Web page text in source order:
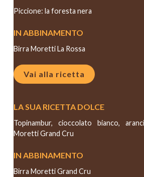
Piccione: la foresta nera
IN ABBINAMENTO
Birra Moretti La Rossa
Vai alla ricetta
LA SUA RICETTA DOLCE
Topinambur, cioccolato bianco,
Moretti Grand Cru
IN ABBINAMENTO
Birra Moretti Grand Cru